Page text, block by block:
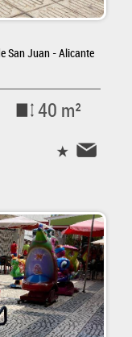
San Juan - Alicante
40 m²